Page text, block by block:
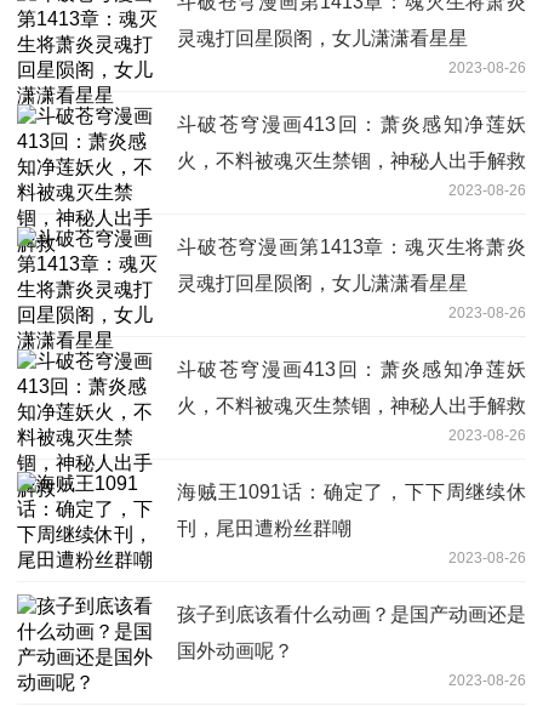
灵魂打回星陨阁，女儿潇潇看星星
2023-08-26
斗破苍穹漫画413回：萧炎感知净莲妖
火，不料被魂灭生禁锢，神秘人出手解救
2023-08-26
斗破苍穹漫画第1413章：魂灭生将萧炎
灵魂打回星陨阁，女儿潇潇看星星
2023-08-26
斗破苍穹漫画413回：萧炎感知净莲妖
火，不料被魂灭生禁锢，神秘人出手解救
2023-08-26
海贼王1091话：确定了，下下周继续休
刊，尾田遭粉丝群嘲
2023-08-26
孩子到底该看什么动画？是国产动画还是
国外动画呢？
2023-08-26